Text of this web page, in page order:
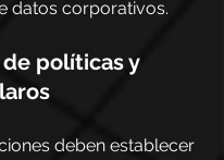
datos corporativos.
políticas y
deben establecer